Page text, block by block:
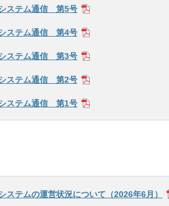
システム通信 第5号
システム通信 第4号
システム通信 第3号
システム通信 第2号
システム通信 第1号
ステムの運営状況について（2026年6月）